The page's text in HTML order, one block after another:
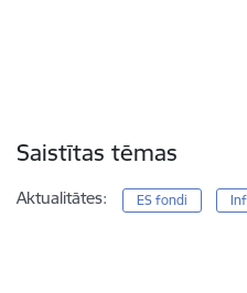
Saistītas tēmas
Aktualitātes: ES fondi